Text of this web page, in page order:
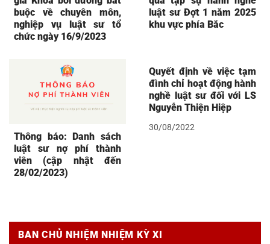
buộc về chuyên môn,
nghiệp vụ luật sư tổ
chức ngày 16/9/2023
luật sư Đợt 1 năm 2025
khu vực phía Bắc
Thông báo: Danh sách
luật sư nợ phí thành
viên (cập nhật đến
28/02/2023)
Quyết định về việc tạm
đình chỉ hoạt động hành
nghề luật sư đối với LS
Nguyễn Thiện Hiệp
30/08/2022
BAN CHỦ NHIỆM NHIỆM KỲ XI